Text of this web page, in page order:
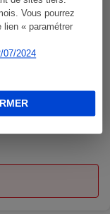
Vous pourrez
lien « paramétrer
07/2024